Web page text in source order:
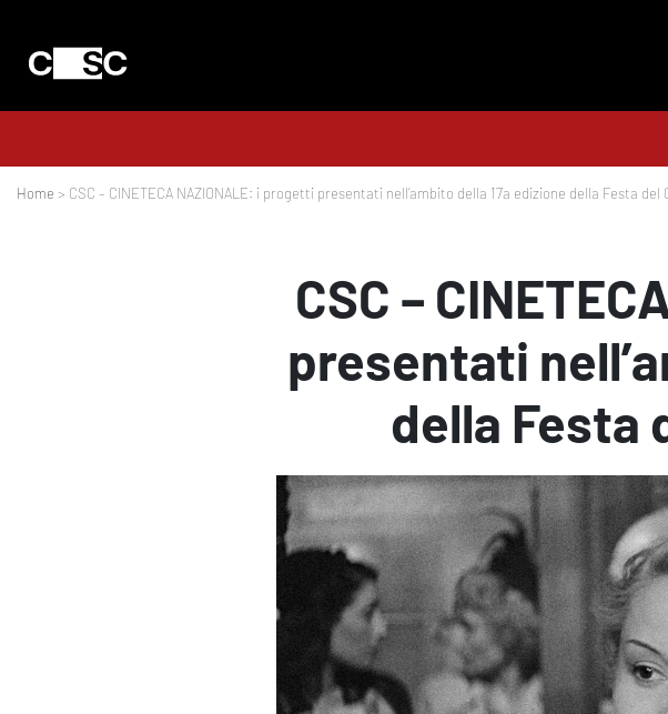
Home > CSC – CINETECA NAZIONALE: i progetti presentati nell’ambito della 17a edizione della Festa del
CSC –
presentati
della Festa